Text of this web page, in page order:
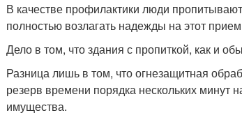
В качестве профилактики люди
полностью возлагать надежды на этот
Дело в том, что здания с пропиткой, как и
Разница лишь в том, что огнезащитная
резерв времени порядка нескольких
имущества.